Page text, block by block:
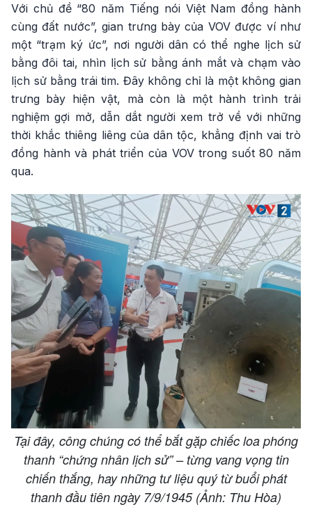
Với chủ đề “80 năm Tiếng nói Việt Nam đồng hành
cùng đất nước”, gian trưng bày của VOV được ví như
một “trạm ký ức”, nơi người dân có thể nghe lịch sử
bằng đôi tai, nhìn lịch sử bằng ánh mắt và chạm vào
lịch sử bằng trái tim. Đây không chỉ là một không gian
trưng bày hiện vật, mà còn là một hành trình trải
nghiệm gợi mở, dẫn dắt người xem trở về với những
thời khắc thiêng liêng của dân tộc, khẳng định vai trò
đồng hành và phát triển của VOV trong suốt 80 năm
qua.
Tại đây, công chúng có thể bắt gặp chiếc loa phóng
thanh “chứng nhân lịch sử” – từng vang vọng tin
chiến thắng, hay những tư liệu quý từ buổi phát
thanh đầu tiên ngày 7/9/1945 (Ảnh: Thu Hòa)